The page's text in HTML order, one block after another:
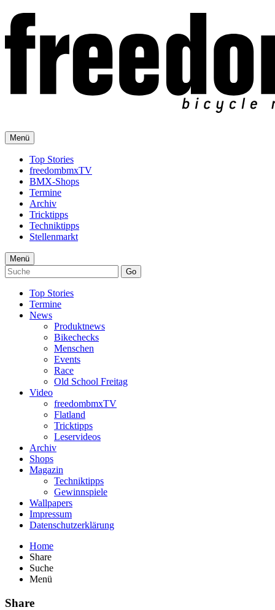
Menü
Top Stories
freedombmxTV
BMX-Shops
Termine
Archiv
Tricktipps
Techniktipps
Stellenmarkt
Menü
Go
Top Stories
Termine
News
Produktnews
Bikechecks
Menschen
Events
Race
Old School Freitag
Video
freedombmxTV
Flatland
Tricktipps
Leservideos
Archiv
Shops
Magazin
Techniktipps
Gewinnspiele
Wallpapers
Impressum
Datenschutzerklärung
Home
Share
Suche
Menü
Share